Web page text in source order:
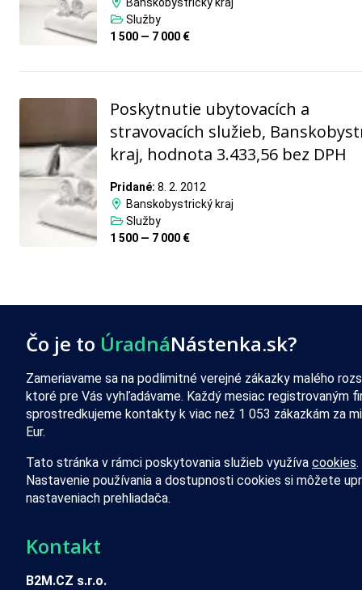
Služby
1 500 — 7 000 €
Poskytnutie ubytovacích a
stravovacích služieb,
kraj, hodnota 3.433,56 bez DPH
Pridané: 8. 2. 2012
Banskobystrický kraj
Služby
1 500 — 7 000 €
Čo je to ÚradnáNástenka.sk?
Zameriavame sa na podlimitné verejné zákazky malého
ktoré pre Vás vyhľadávame. Každý mesiac registrovaným
sprostredkujeme kontakty k viac než 1 053 zákazkám za
Eur.
Tato stránka v rámci poskytovania služieb využíva cookies.
Nastavenie používania a dostupnosti cookies si môžete
nastaveniach prehliadača.
Kontakt
B2M.CZ s.r.o.